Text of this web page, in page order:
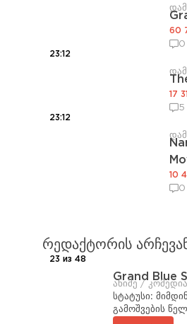
60
0
23:12
17
5
23:12
10
0
რედაქტორის
23 из 48
Grand Blue
ანიმე / კომედია
სტატუსი:
გამოშვების